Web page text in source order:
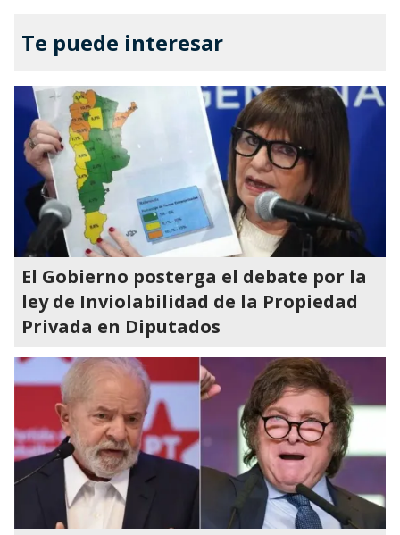
Te puede interesar
El Gobierno posterga el debate por la
ley de Inviolabilidad de la Propiedad
Privada en Diputados